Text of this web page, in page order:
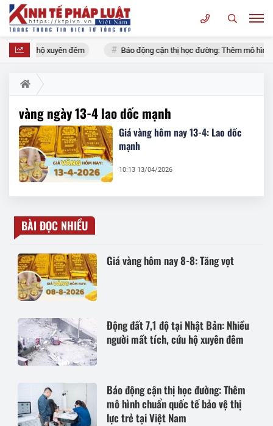
cứu hộ xuyên đêm Báo động cận thị học đường: Thêm mô hình
vàng ngày 13-4 lao dốc mạnh
Giá vàng hôm nay 13-4: Lao dốc
mạnh
10:13 13/04/2026
BÀI ĐỌC NHIỀU
Giá vàng hôm nay 8-8: Tăng vọt
Động đất 7,1 độ tại Nhật Bản: Nhiều
người mất tích, cứu hộ xuyên đêm
Báo động cận thị học đường: Thêm
mô hình chuẩn quốc tế bảo vệ thị
lực trẻ tại Việt Nam